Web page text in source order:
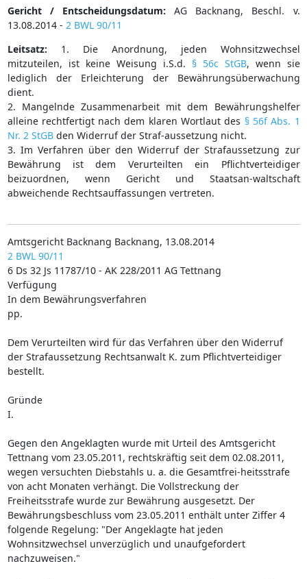
Gericht / Entscheidungsdatum: AG Backnang, Beschl. v.
13.08.2014 - 2 BWL 90/11
Leitsatz: 1. Die Anordnung, jeden Wohnsitzwechsel
mitzuteilen, ist keine Weisung i.S.d. § 56c StGB, wenn sie
lediglich der Erleichterung der Bewährungsüberwachung
dient.
2. Mangelnde Zusammenarbeit mit dem Bewährungshelfer
alleine rechtfertigt nach dem klaren Wortlaut des § 56f Abs. 1
Nr. 2 StGBden Widerruf der Straf-aussetzung nicht.
3. Im Verfahren über den Widerruf der Strafaussetzung zur
Bewährung ist dem Verurteilten ein Pflichtverteidiger
beizuordnen, wenn Gericht und Staatsan-waltschaft
abweichende Rechtsauffassungen vertreten.
Amtsgericht Backnang Backnang, 13.08.2014
2 BWL 90/11
6 Ds 32 Js 11787/10 - AK 228/2011 AG Tettnang
Verfügung
In dem Bewährungsverfahren
pp.
Dem Verurteilten wird für das Verfahren über den Widerruf
der Strafaussetzung Rechtsanwalt K. zum Pflichtverteidiger
bestellt.
Gründe
I.
Gegen den Angeklagten wurde mit Urteil des Amtsgericht
Tettnang vom 23.05.2011, rechtskräftig seit dem 02.08.2011,
wegen versuchten Diebstahls u. a. die Gesamtfrei-heitsstrafe
von acht Monaten verhängt. Die Vollstreckung der
Freiheitsstrafe wurde zur Bewährung ausgesetzt. Der
Bewährungsbeschluss vom 23.05.2011 enthält unter Ziffer 4
folgende Regelung: "Der Angeklagte hat jeden
Wohnsitzwechsel unverzüglich und unaufgefordert
nachzuweisen."